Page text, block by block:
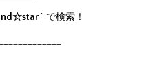
” で検索！